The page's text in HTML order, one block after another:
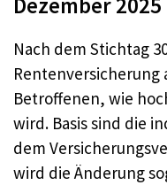
Dezember 2025
Nach dem Stichtag
Betroffenen, wie
wird. Basis sind die
dem
wird die Änderung